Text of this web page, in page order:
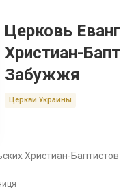
Церковь
Христиан-
Забужжя
Церкви Украины
Христиан-